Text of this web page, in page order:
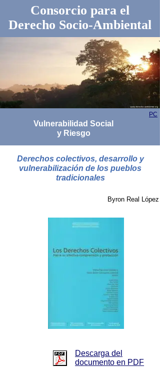
Consorcio para el
Derecho Socio-Ambiental
PC
Vulnerabilidad Social
y Riesgo
Derechos colectivos, desarrollo y
vulnerabilización de los pueblos
tradicionales
Byron Real López
Descarga del
documento en PDF